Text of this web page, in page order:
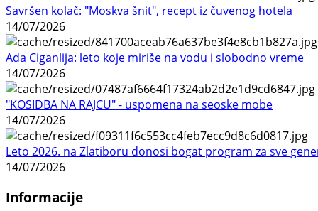
Savršen kolač: "Moskva šnit", recept iz čuvenog hotela
14/07/2026
Ada Ciganlija: leto koje miriše na vodu i slobodno vreme
14/07/2026
"KOSIDBA NA RAJCU" - uspomena na seoske mobe
14/07/2026
Leto 2026. na Zlatiboru donosi bogat program za sve
14/07/2026
Informacije